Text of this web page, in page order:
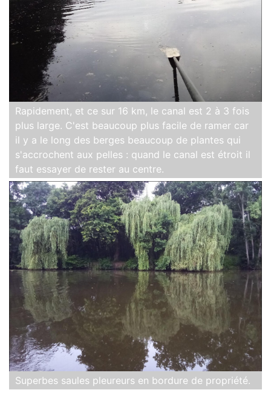
Rapidement, et ce sur 16 km, le canal est 2 à 3 fois
plus large. C'est beaucoup plus facile de ramer car
il y a le long des berges beaucoup de plantes qui
s'accrochent aux pelles : quand le canal est étroit il
faut essayer de rester au centre.
Superbes saules pleureurs en bordure de propriété.